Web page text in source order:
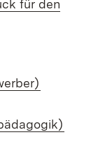
für den